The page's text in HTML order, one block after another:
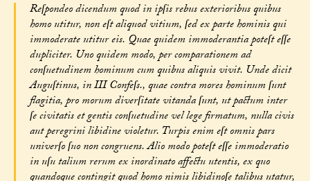
Reſpondeo dicendum quod in ipſis rebus exterioribus quibus
homo utitur, non eſt aliquod vitium, ſed ex parte hominis qui
immoderate utitur eis. Quae quidem immoderantia poteſt eſſe
dupliciter. Uno quidem modo, per comparationem ad
conſuetudinem hominum cum quibus aliquis vivit. Unde dicit
Auguſtinus, in III Confeſs., quae contra mores hominum ſunt
flagitia, pro morum diverſitate vitanda ſunt, ut pactum inter
ſe civitatis et gentis conſuetudine vel lege firmatum, nulla civis
aut peregrini libidine violetur. Turpis enim eſt omnis pars
univerſo ſuo non congruens. Alio modo poteſt eſſe immoderatio
in uſu talium rerum ex inordinato affectu utentis, ex quo